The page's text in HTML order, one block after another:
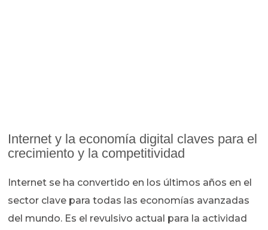
Internet y la economía digital claves para el
crecimiento y la competitividad
Internet se ha convertido en los últimos años en el
sector clave para todas las economías avanzadas
del mundo. Es el revulsivo actual para la actividad